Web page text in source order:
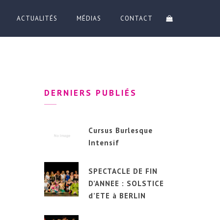
ACTUALITÉS MÉDIAS CONTACT
DERNIERS PUBLIÉS
Cursus Burlesque
Intensif
SPECTACLE DE FIN
D’ANNEE : SOLSTICE
d’ETE à BERLIN